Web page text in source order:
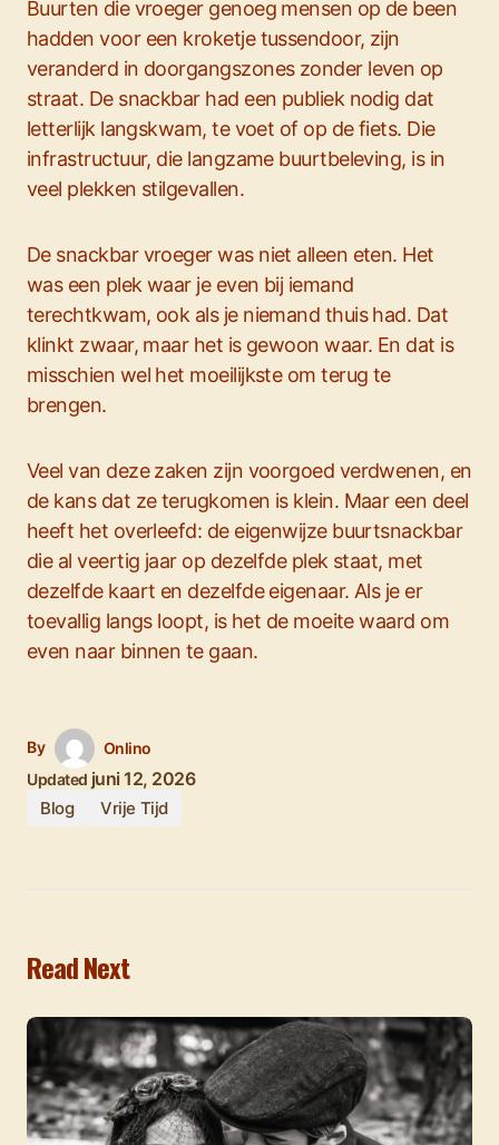
Buurten die vroeger genoeg mensen op de been
hadden voor een kroketje tussendoor, zijn
veranderd in doorgangszones zonder leven op
straat. De snackbar had een publiek nodig dat
letterlijk langskwam, te voet of op de fiets. Die
infrastructuur, die langzame buurtbeleving, is in
veel plekken stilgevallen.
De snackbar vroeger was niet alleen eten. Het
was een plek waar je even bij iemand
terechtkwam, ook als je niemand thuis had. Dat
klinkt zwaar, maar het is gewoon waar. En dat is
misschien wel het moeilijkste om terug te
brengen.
Veel van deze zaken zijn voorgoed verdwenen, en
de kans dat ze terugkomen is klein. Maar een deel
heeft het overleefd: de eigenwijze buurtsnackbar
die al veertig jaar op dezelfde plek staat, met
dezelfde kaart en dezelfde eigenaar. Als je er
toevallig langs loopt, is het de moeite waard om
even naar binnen te gaan.
By
Onlino
Updated juni 12, 2026
Blog Vrije Tijd
Read Next